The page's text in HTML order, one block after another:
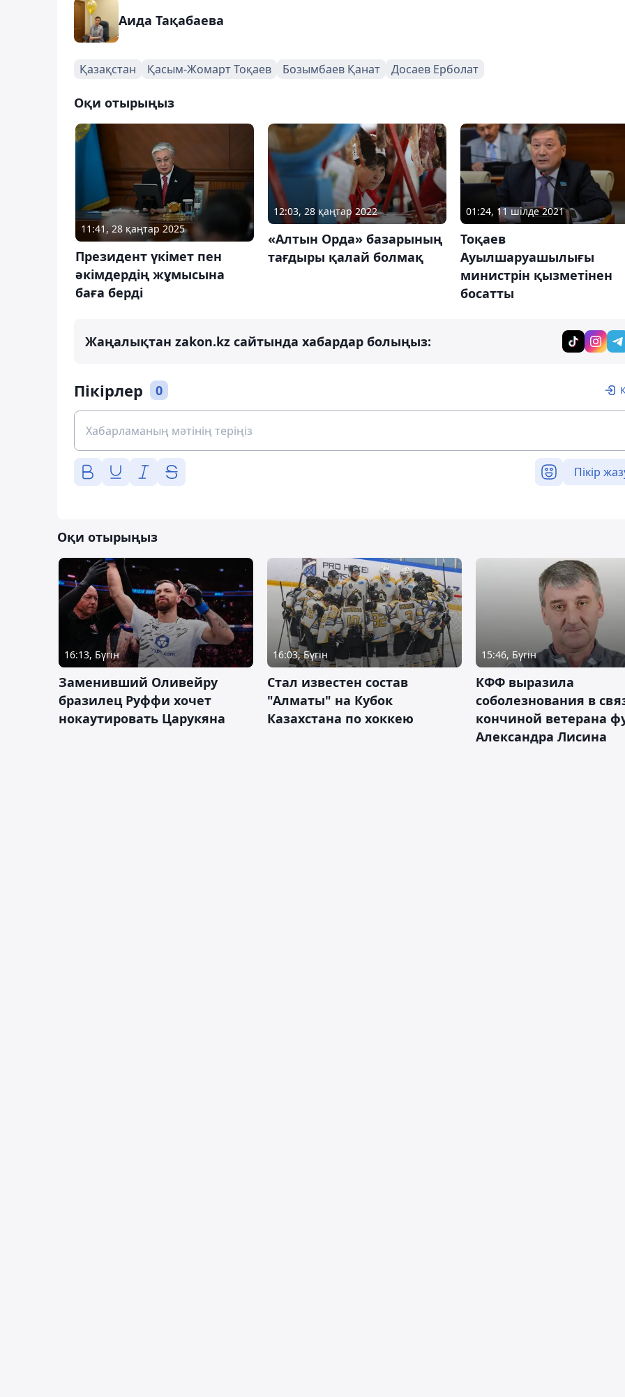
Аида Тақабаева
Қазақстан Қасым-Жомарт Тоқаев Бозымбаев Қанат Досаев Ерболат
Оқи отырыңыз
11:41, 28 қаңтар 2025
Президент үкімет пен
әкімдердің жұмысына
баға берді
12:03, 28 қаңтар 2022
«Алтын Орда» базарының
тағдыры қалай болмақ
01:24, 11 шілде 2021
Тоқаев
Ауылшаруашылығы
министрін қызметінен
босатты
Жаңалықтан zakon.kz сайтында хабардар болыңыз:
Пікірлер 0
Пікір
Оқи отырыңыз
16:13, Бүгін
Заменивший Оливейру
бразилец Руффи хочет
нокаутировать Царукяна
16:03, Бүгін
Стал известен состав
"Алматы" на Кубок
Казахстана по хоккею
15:46, Бүгін
КФФ выразила
соболезнования в
кончиной ветерана
Александра Лисина